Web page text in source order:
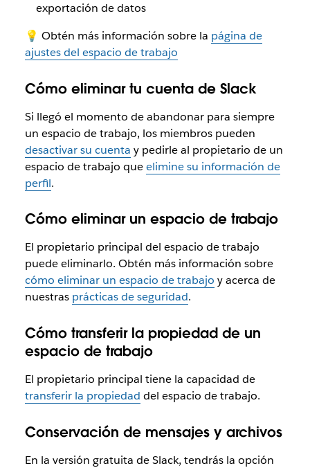
exportación de datos
💡 Obtén más información sobre la página de
ajustes del espacio de trabajo
Cómo eliminar tu cuenta de Slack
Si llegó el momento de abandonar para siempre
un espacio de trabajo, los miembros pueden
desactivar su cuenta y pedirle al propietario de un
espacio de trabajo queelimine su información de
perfil.
Cómo eliminar un espacio de trabajo
El propietario principal del espacio de trabajo
puede eliminarlo. Obtén más información sobre
cómo eliminar un espacio de trabajo y acerca de
nuestras prácticas de seguridad.
Cómo transferir la propiedad de un
espacio de trabajo
El propietario principal tiene la capacidad de
transferir la propiedad del espacio de trabajo.
Conservación de mensajes y archivos
En la versión gratuita de Slack, tendrás la opción